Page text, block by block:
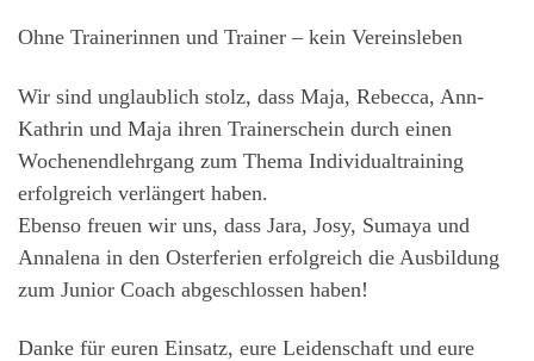
Ohne Trainerinnen und Trainer – kein Vereinsleben
Wir sind unglaublich stolz, dass Maja, Rebecca, Ann-
Kathrin und Maja ihren Trainerschein durch einen
Wochenendlehrgang zum Thema Individualtraining
erfolgreich verlängert haben.
Ebenso freuen wir uns, dass Jara, Josy, Sumaya und
Annalena in den Osterferien erfolgreich die Ausbildung
zum Junior Coach abgeschlossen haben!
Danke für euren Einsatz, eure Leidenschaft und eure